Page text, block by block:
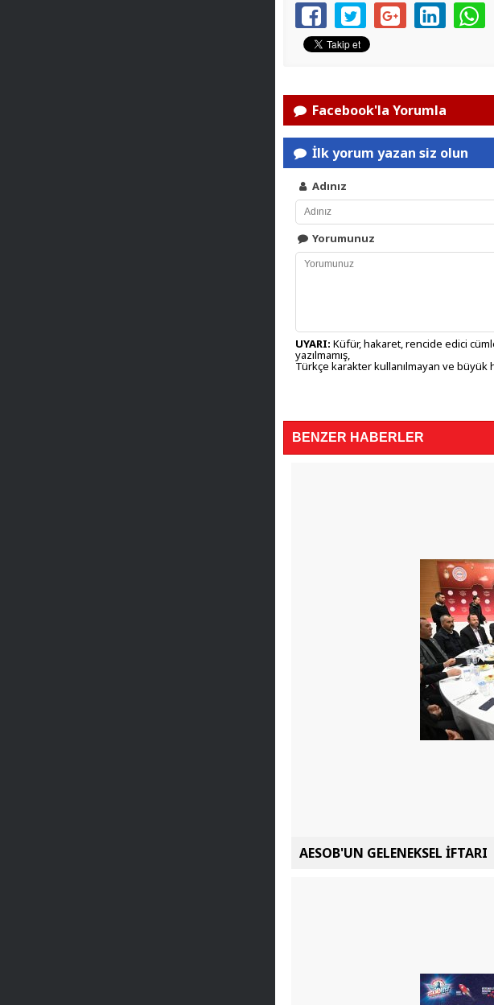
Facebook'la Yorumla
İlk yorum yazan siz olun
Adınız
Yorumunuz
UYARI: Küfür, hakaret, rencide edici
yazılmamış,
Türkçe karakter kullanılmayan ve büyük
BENZER HABERLER
AESOB'UN GELENEKSEL İFTARI